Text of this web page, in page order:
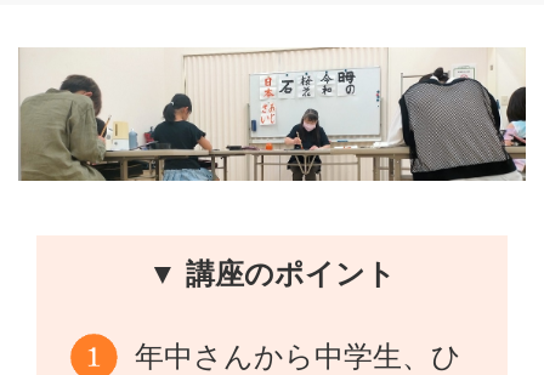
▼ 講座のポイント
年中さんから中学生、ひ